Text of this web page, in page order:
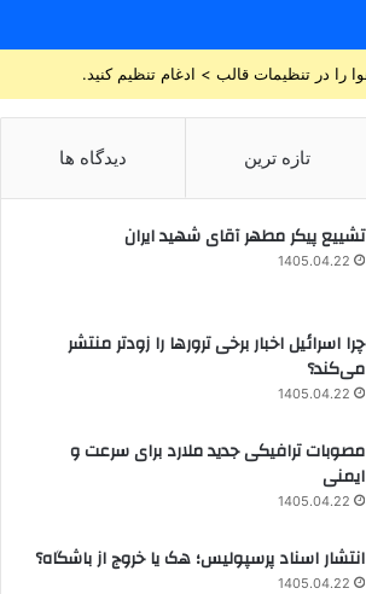
تازه ترین دیدگاه ها
تشییع پیکر مطهر آقای شهید ایران
1405.04.22
چرا اسرائیل اخبار برخی ترورها را زودتر منتشر
می‌کند؟
1405.04.22
مصوبات ترافیکی جدید ملارد برای سرعت و
ایمنی
1405.04.22
انتشار اسناد پرسپولیس؛ هک یا خروج از باشگاه؟
1405.04.22